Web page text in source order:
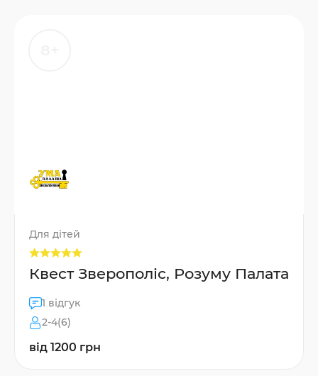
Для дітей
Квест Зверополіс, Розуму Палата
1 відгук
2-4(6)
від 1200 грн